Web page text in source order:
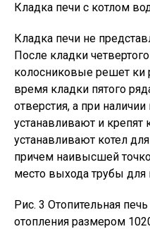
Кладка печи с котлом
Кладка печи не
После кладки
колосниковые решет
время кладки пятого
отверстия, а при
устанавливают и
устанавливают котел
причем наивысшей
место выхода трубы для
Рис. 3 Отопительная
отопления размером